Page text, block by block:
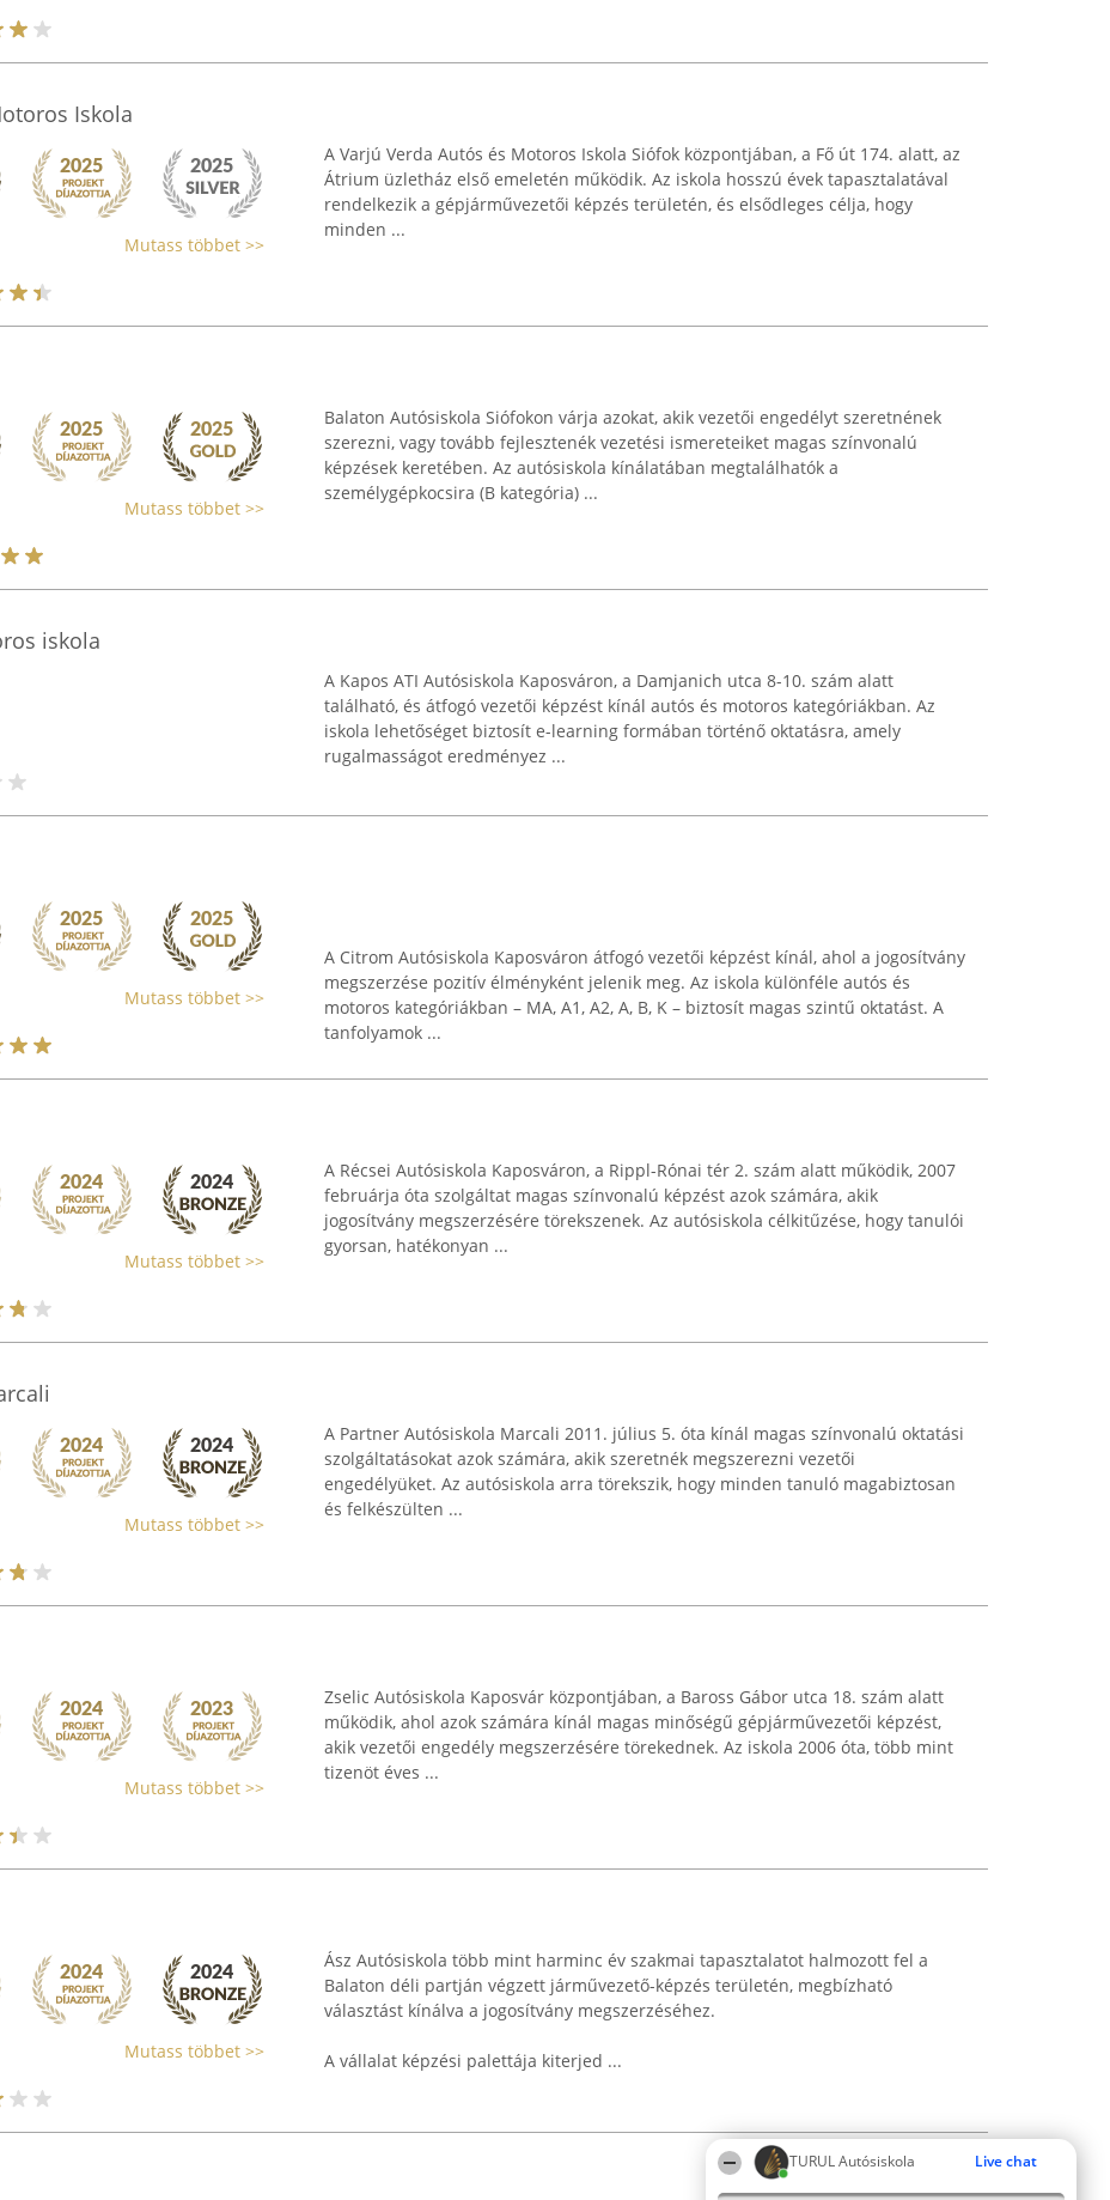
TURUL Autósiskola Live chat
Iskola
Mutass többet >>
A Varjú Verda Autós és Motoros Iskola Siófok központjában, a Fő út 174. alatt, az
Átrium üzletház első emeletén működik. Az iskola hosszú évek tapasztalatával
rendelkezik a gépjárművezetői képzés területén, és elsődleges célja, hogy
minden ...
Mutass többet >>
Balaton Autósiskola Siófokon várja azokat, akik vezetői engedélyt szeretnének
szerezni, vagy tovább fejlesztenék vezetési ismereteiket magas színvonalú
képzések keretében. Az autósiskola kínálatában megtalálhatók a
személygépkocsira (B kategória) ...
iskola
A Kapos ATI Autósiskola Kaposváron, a Damjanich utca 8-10. szám alatt
található, és átfogó vezetői képzést kínál autós és motoros kategóriákban. Az
iskola lehetőséget biztosít e-learning formában történő oktatásra, amely
rugalmasságot eredményez ...
Mutass többet >>
A Citrom Autósiskola Kaposváron átfogó vezetői képzést kínál, ahol a jogosítvány
megszerzése pozitív élményként jelenik meg. Az iskola különféle autós és
motoros kategóriákban – MA, A1, A2, A, B, K – biztosít magas szintű oktatást. A
tanfolyamok ...
Mutass többet >>
A Récsei Autósiskola Kaposváron, a Rippl-Rónai tér 2. szám alatt működik, 2007
februárja óta szolgáltat magas színvonalú képzést azok számára, akik
jogosítvány megszerzésére törekszenek. Az autósiskola célkitűzése, hogy tanulói
gyorsan, hatékonyan ...
Mutass többet >>
A Partner Autósiskola Marcali 2011. július 5. óta kínál magas színvonalú oktatási
szolgáltatásokat azok számára, akik szeretnék megszerezni vezetői
engedélyüket. Az autósiskola arra törekszik, hogy minden tanuló magabiztosan
és felkészülten ...
Mutass többet >>
Zselic Autósiskola Kaposvár központjában, a Baross Gábor utca 18. szám alatt
működik, ahol azok számára kínál magas minőségű gépjárművezetői képzést,
akik vezetői engedély megszerzésére törekednek. Az iskola 2006 óta, több mint
tizenöt éves ...
Mutass többet >>
Ász Autósiskola több mint harminc év szakmai tapasztalatot halmozott fel a
Balaton déli partján végzett járművezető-képzés területén, megbízható
választást kínálva a jogosítvány megszerzéséhez.
A vállalat képzési palettája kiterjed ...